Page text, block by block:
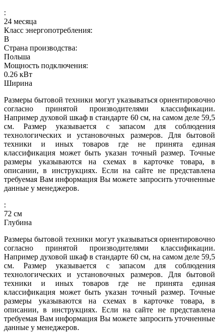
:
24 месяца
Класс энергопотребления:
B
Страна производства:
Польша
Мощность подключения:
0.26 кВт
Ширина
Размеры бытовой техники могут указываться ориентировочно
согласно принятой производителями классификации.
Например духовой шкаф в стандарте 60 см, на самом деле 59,5
см. Размер указывается с запасом для соблюдения
технологических и установочных размеров. Для бытовой
техники и иных товаров где не принята единая
классификация может быть указан точный размер. Точные
размеры указываются на схемах в карточке товара, в
описании, в инструкциях. Если на сайте не представлена
требуемая Вам информация Вы можете запросить уточненные
данные у менеджеров.
:
72 см
Глубина
Размеры бытовой техники могут указываться ориентировочно
согласно принятой производителями классификации.
Например духовой шкаф в стандарте 60 см, на самом деле 59,5
см. Размер указывается с запасом для соблюдения
технологических и установочных размеров. Для бытовой
техники и иных товаров где не принята единая
классификация может быть указан точный размер. Точные
размеры указываются на схемах в карточке товара, в
описании, в инструкциях. Если на сайте не представлена
требуемая Вам информация Вы можете запросить уточненные
данные у менеджеров.